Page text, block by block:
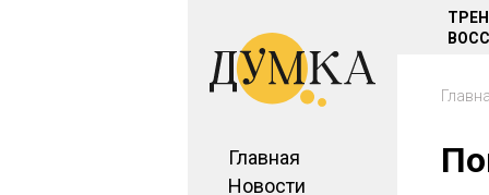
Главная
Новости